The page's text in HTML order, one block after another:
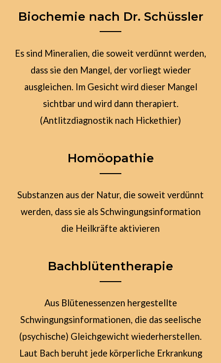
Biochemie nach Dr. Schüssler
Es sind Mineralien, die soweit verdünnt werden,
dass sie den Mangel, der vorliegt wieder
ausgleichen. Im Gesicht wird dieser Mangel
sichtbar und wird dann therapiert.
(Antlitzdiagnostik nach Hickethier)
Homöopathie
Substanzen aus der Natur, die soweit verdünnt
werden, dass sie als Schwingungsinformation
die Heilkräfte aktivieren
Bachblütentherapie
Aus Blütenessenzen hergestellte
Schwingungsinformationen, die das seelische
(psychische) Gleichgewicht wiederherstellen.
Laut Bach beruht jede körperliche Erkrankung